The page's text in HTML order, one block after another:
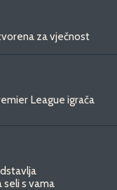
za vječnost
League igrača
seli s vama